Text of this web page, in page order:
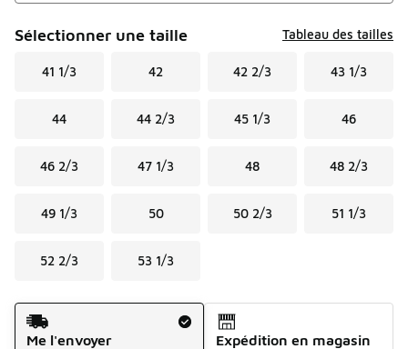
Sélectionner une taille Tableau des tailles
41 1/3 42 42 2/3 43 1/3
44 44 2/3 45 1/3 46
46 2/3 47 1/3 48 48 2/3
49 1/3 50 50 2/3 51 1/3
52 2/3 53 1/3
Mode d'expédition
Me l'envoyer
Expédition en magasin